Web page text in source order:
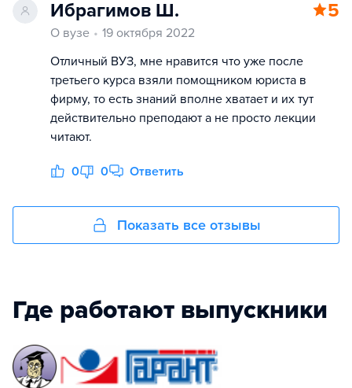
Ибрагимов Ш. 5
О вузе
19 октября 2022
Отличный ВУЗ, мне нравится что уже после
третьего курса взяли помощником юриста в
фирму, то есть знаний вполне хватает и их тут
действительно преподают а не просто лекции
читают.
0 0 Ответить
Показать все отзывы
Где работают выпускники